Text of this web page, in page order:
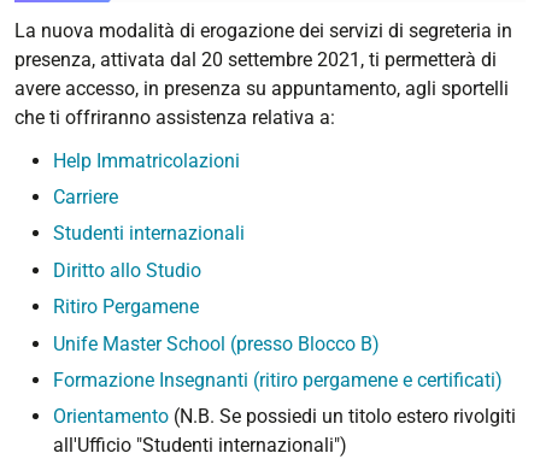
La nuova modalità di erogazione dei servizi di segreteria in
presenza, attivata dal 20 settembre 2021, ti permetterà di
avere accesso, in presenza su appuntamento, agli sportelli
che ti offriranno assistenza relativa a:
Help Immatricolazioni
Carriere
Studenti internazionali
Diritto allo Studio
Ritiro Pergamene
Unife Master School (presso Blocco B)
Formazione Insegnanti (ritiro pergamene e certificati)
Orientamento (N.B. Se possiedi un titolo estero rivolgiti
all'Ufficio "Studenti internazionali")